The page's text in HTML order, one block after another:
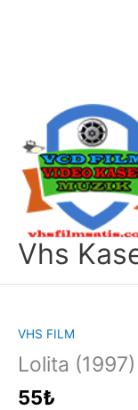
Vhs
VHS FILM
Lolita
55₺